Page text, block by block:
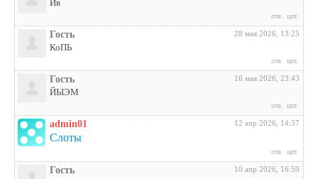
Йв
отв. цит.
Гость 28 мая 2026, 13:25
КоПЬ
отв. цит.
Гость 16 мая 2026, 23:43
ЙЫЭМ
отв. цит.
admin01 12 апр 2026, 14:37
Слоты
отв. цит.
Гость 10 апр 2026, 16:59